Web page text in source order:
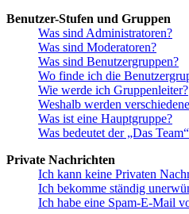
Benutzer-Stufen und Gruppen
Was sind Administratoren?
Was sind Moderatoren?
Was sind Benutzergruppen?
Wo finde ich die
Wie werde ich Gruppenleiter?
Weshalb werden
Was ist eine Hauptgruppe?
Was bedeutet der „Das
Private Nachrichten
Ich kann keine Privaten
Ich bekomme ständig
Ich habe eine Spam-E-Mail